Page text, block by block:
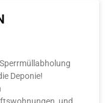
Deponie!
und